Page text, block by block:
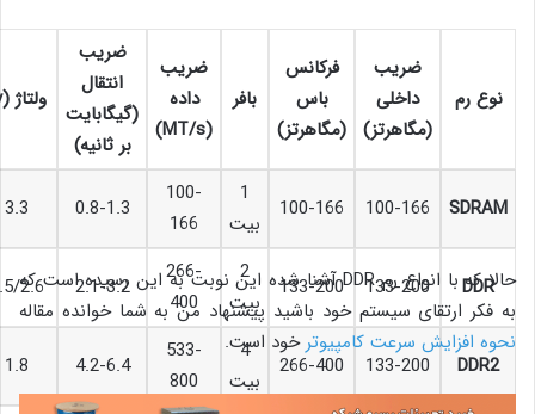
نوع رم
ضریب
داخلی
(مگاهرتز)
فرکانس
باس
(مگاهرتز)
بافر
ضریب
داده
(
MT/s
)
ضریب
انتقال
(گیگابایت
بر ثانیه)
ولتاژ (
SDRAM
100-166
100-166
1
بیت
100-
166
0.8-1.3
3.3
DDR
133-200
133-200
2
بیت
266-
400
2.1-3.2
2.6
DDR2
133-200
266-400
4
بیت
533-
800
4.2-6.4
1.8
حالا که با انواع رم DDR آشنا شده این نوبت به این رسیده است که
به فکر ارتقای سیستم خود باشید پیشنهاد من به شما خوانده مقاله
نحوه افزایش سرعت کامپیوترخود است.